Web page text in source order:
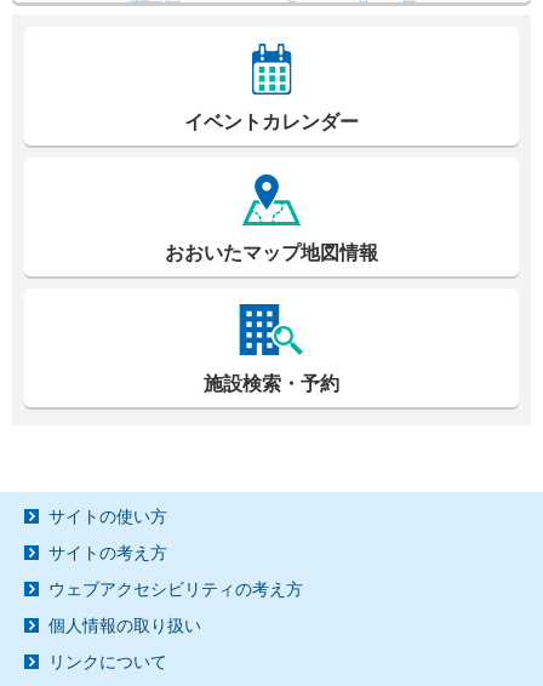
イベントカレンダー
おおいたマップ地図情報
施設検索・予約
サイトの使い方
サイトの考え方
ウェブアクセシビリティの考え方
個人情報の取り扱い
リンクについて